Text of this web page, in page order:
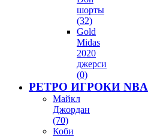
шорты
(32)
Gold
Midas
2020
джерси
(0)
РЕТРО ИГРОКИ NBA
Майкл
Джордан
(70)
Коби